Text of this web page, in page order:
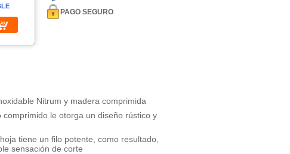
PAGO SEGURO
Nitrum y madera comprimida
comprimido le otorga un diseño rústico y
tiene un filo potente, como resultado,
sensación de corte